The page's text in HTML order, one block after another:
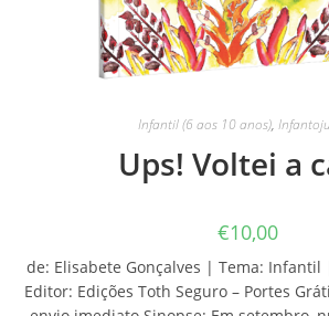
Infantil (6 aos 10 anos),
Ups! Voltei a
€10,00
de: Elisabete Gonçalves | Tema:
Editor: Edições Toth Seguro – Portes